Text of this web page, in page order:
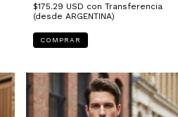
$175.29 USD con Transferencia
(desde ARGENTINA)
COMPRAR